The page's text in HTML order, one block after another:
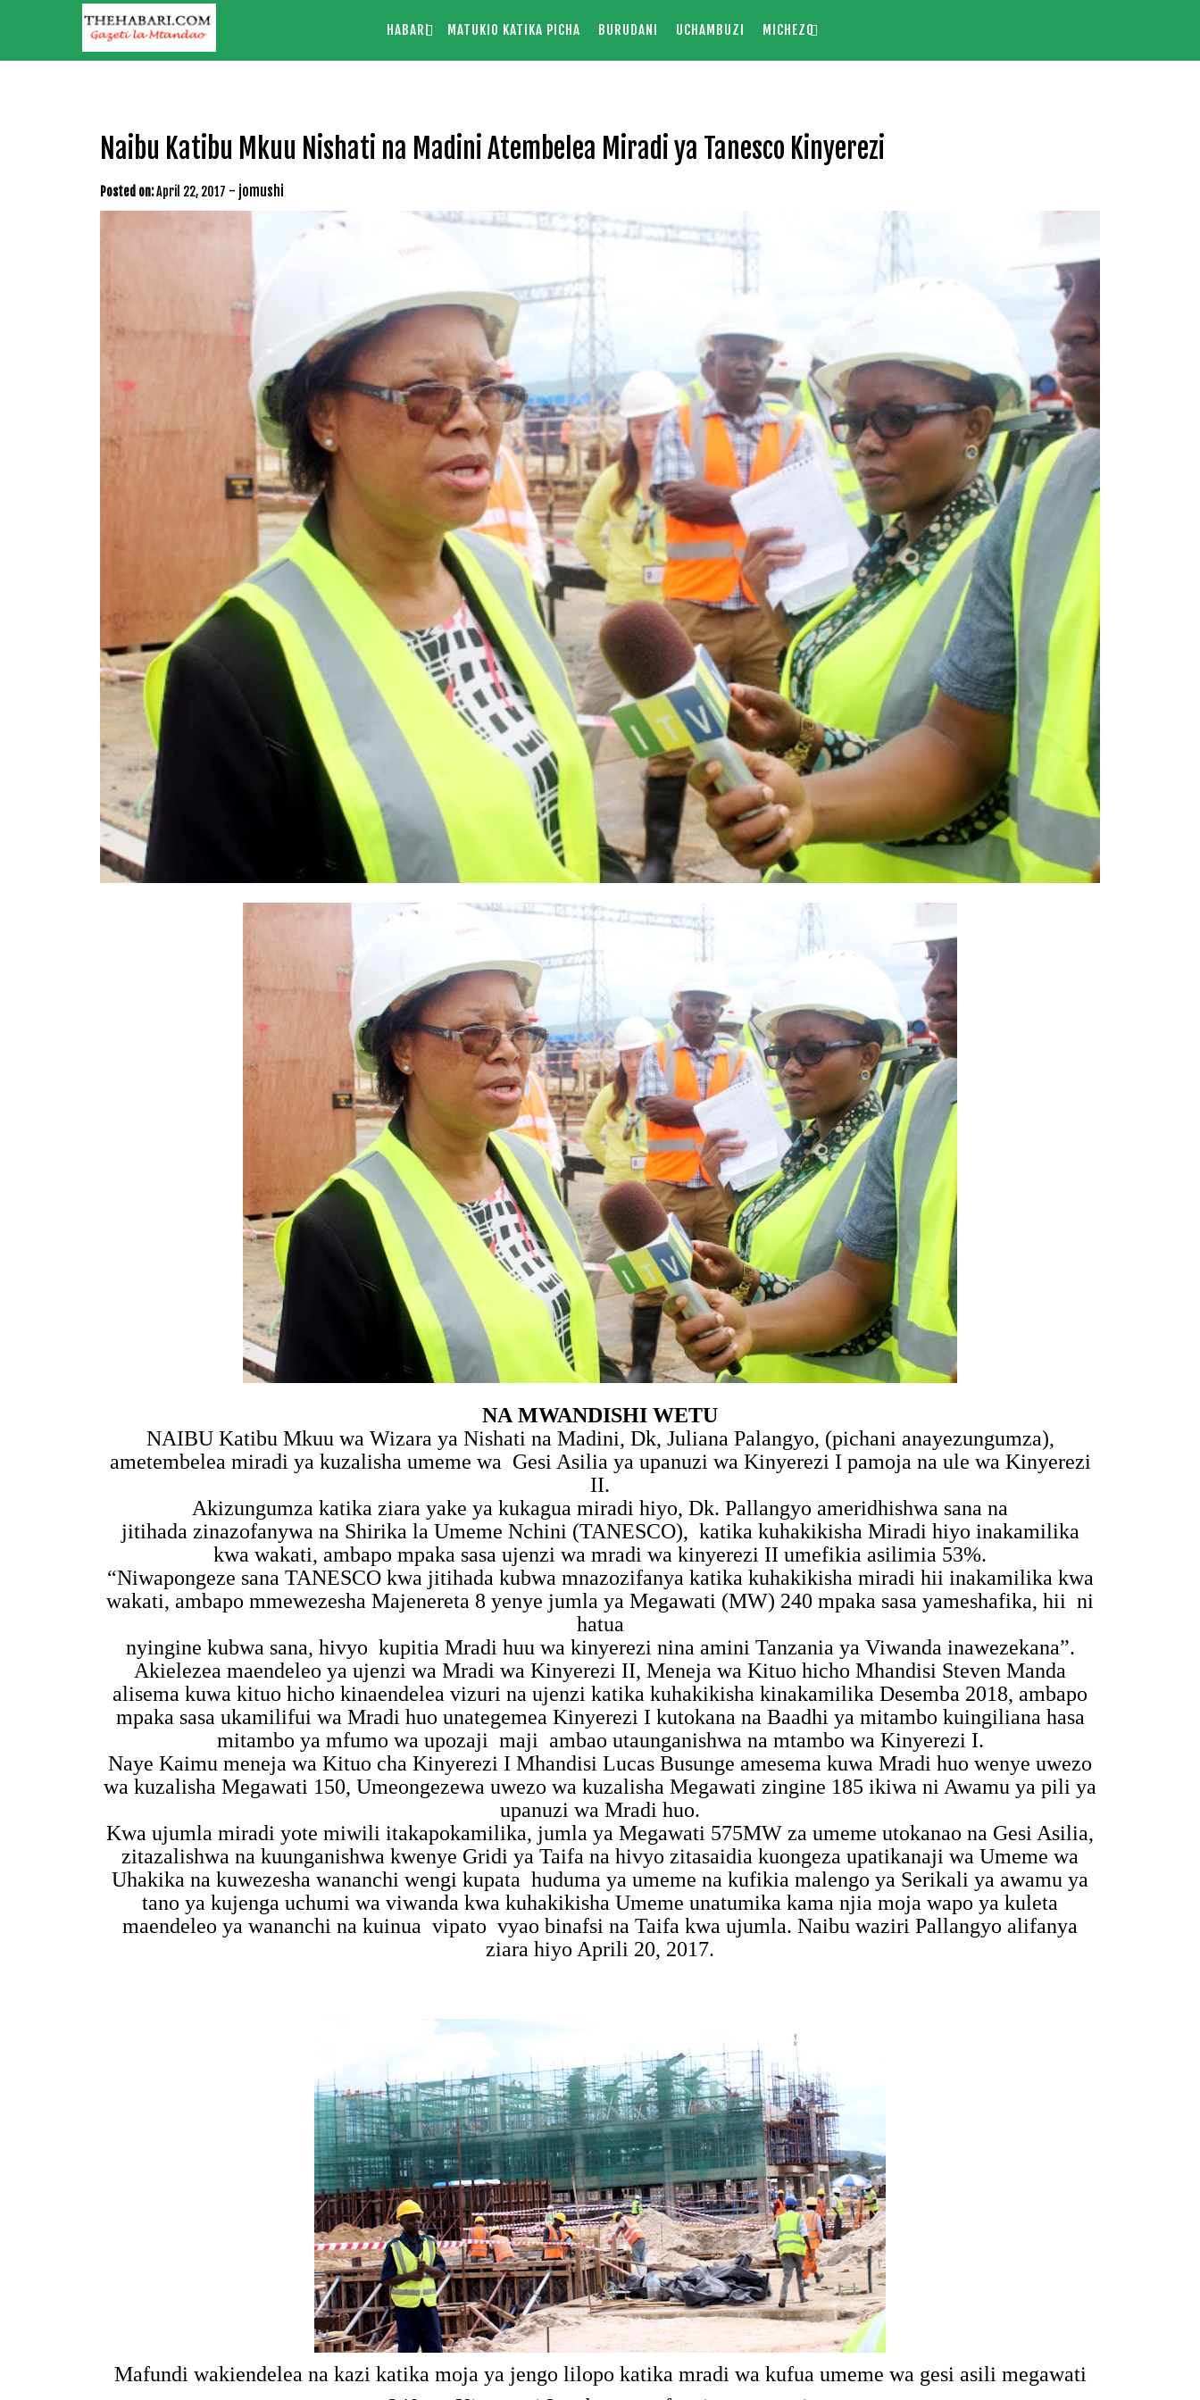
HABARI MATUKIO KATIKA PICHA BURUDANI UCHAMBUZI MICHEZO
Naibu Katibu Mkuu Nishati na Madini Atembelea Miradi ya Tanesco Kinyerezi
Posted on:April 22, 2017 - jomushi
NA MWANDISHI WETU
NAIBU Katibu Mkuu wa Wizara ya Nishati na Madini, Dk, Juliana Palangyo, (pichani anayezungumza),
ametembelea miradi ya kuzalisha umeme wa Gesi Asilia ya upanuzi wa Kinyerezi I pamoja na ule wa Kinyerezi
II.
Akizungumza katika ziara yake ya kukagua miradi hiyo, Dk. Pallangyo ameridhishwa sana na
jitihada zinazofanywa na Shirika la Umeme Nchini (TANESCO), katika kuhakikisha Miradi hiyo inakamilika
kwa wakati, ambapo mpaka sasa ujenzi wa mradi wa kinyerezi II umefikia asilimia 53%.
“Niwapongeze sana TANESCO kwa jitihada kubwa mnazozifanya katika kuhakikisha miradi hii inakamilika kwa
wakati, ambapo mmewezesha Majenereta 8 yenye jumla ya Megawati (MW) 240 mpaka sasa yameshafika, hii ni
hatua
nyingine kubwa sana, hivyo kupitia Mradi huu wa kinyerezi nina amini Tanzania ya Viwanda inawezekana”.
Akielezea maendeleo ya ujenzi wa Mradi wa Kinyerezi II, Meneja wa Kituo hicho Mhandisi Steven Manda
alisema kuwa kituo hicho kinaendelea vizuri na ujenzi katika kuhakikisha kinakamilika Desemba 2018, ambapo
mpaka sasa ukamilifui wa Mradi huo unategemea Kinyerezi I kutokana na Baadhi ya mitambo kuingiliana hasa
mitambo ya mfumo wa upozaji maji ambao utaunganishwa na mtambo wa Kinyerezi I.
Naye Kaimu meneja wa Kituo cha Kinyerezi I Mhandisi Lucas Busunge amesema kuwa Mradi huo wenye uwezo
wa kuzalisha Megawati 150, Umeongezewa uwezo wa kuzalisha Megawati zingine 185 ikiwa ni Awamu ya pili ya
upanuzi wa Mradi huo.
Kwa ujumla miradi yote miwili itakapokamilika, jumla ya Megawati 575MW za umeme utokanao na Gesi Asilia,
zitazalishwa na kuunganishwa kwenye Gridi ya Taifa na hivyo zitasaidia kuongeza upatikanaji wa Umeme wa
Uhakika na kuwezesha wananchi wengi kupata huduma ya umeme na kufikia malengo ya Serikali ya awamu ya
tano ya kujenga uchumi wa viwanda kwa kuhakikisha Umeme unatumika kama njia moja wapo ya kuleta
maendeleo ya wananchi na kuinua vipato vyao binafsi na Taifa kwa ujumla. Naibu waziri Pallangyo alifanya
ziara hiyo Aprili 20, 2017.
Mafundi wakiendelea na kazi katika moja ya jengo lilopo katika mradi wa kufua umeme wa gesi asili megawati